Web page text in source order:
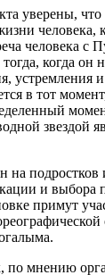
уверены,
человека,
человека с
когда он
устремления
в тот
звездой
на
и выбора
примут
по мнению